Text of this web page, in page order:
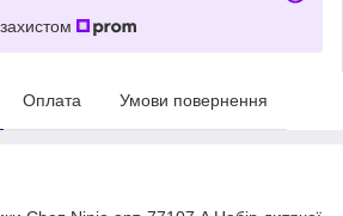
Оплата Умови повернення